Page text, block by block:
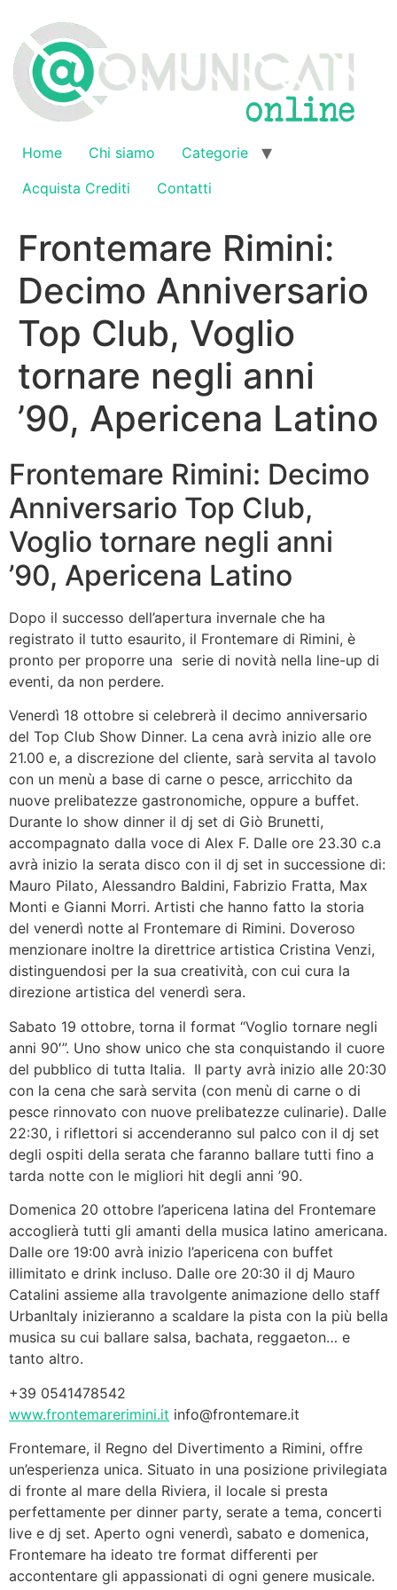
contenuto
Home Chi siamo
Categorie
Acquista Crediti
Contatti
Frontemare Rimini:
Decimo Anniversario
Top Club, Voglio
tornare negli anni
’90, Apericena Latino
Frontemare Rimini: Decimo
Anniversario Top Club,
Voglio tornare negli anni
’90, Apericena Latino
Dopo il successo dell’apertura invernale che ha
registrato il tutto esaurito, il Frontemare di Rimini, è
pronto per proporre una serie di novità nella line-up di
eventi, da non perdere.
Venerdì 18 ottobre si celebrerà il decimo anniversario
del Top Club Show Dinner. La cena avrà inizio alle ore
21.00 e, a discrezione del cliente, sarà servita al tavolo
con un menù a base di carne o pesce, arricchito da
nuove prelibatezze gastronomiche, oppure a buffet.
Durante lo show dinner il dj set di Giò Brunetti,
accompagnato dalla voce di Alex F. Dalle ore 23.30 c.a
avrà inizio la serata disco con il dj set in successione di:
Mauro Pilato, Alessandro Baldini, Fabrizio Fratta, Max
Monti e Gianni Morri. Artisti che hanno fatto la storia
del venerdì notte al Frontemare di Rimini. Doveroso
menzionare inoltre la direttrice artistica Cristina Venzi,
distinguendosi per la sua creatività, con cui cura la
direzione artistica del venerdì sera.
Sabato 19 ottobre, torna il format “Voglio tornare negli
anni 90′”. Uno show unico che sta conquistando il cuore
del pubblico di tutta Italia. Il party avrà inizio alle 20:30
con la cena che sarà servita (con menù di carne o di
pesce rinnovato con nuove prelibatezze culinarie). Dalle
22:30, i riflettori si accenderanno sul palco con il dj set
degli ospiti della serata che faranno ballare tutti fino a
tarda notte con le migliori hit degli anni ’90.
Domenica 20 ottobre l’apericena latina del Frontemare
accoglierà tutti gli amanti della musica latino americana.
Dalle ore 19:00 avrà inizio l’apericena con buffet
illimitato e drink incluso. Dalle ore 20:30 il dj Mauro
Catalini assieme alla travolgente animazione dello staff
UrbanItaly inizieranno a scaldare la pista con la più bella
musica su cui ballare salsa, bachata, reggaeton… e
tanto altro.
+39 0541478542
www.frontemarerimini.it info@frontemare.it
Frontemare, il Regno del Divertimento a Rimini, offre
un’esperienza unica. Situato in una posizione privilegiata
di fronte al mare della Riviera, il locale si presta
perfettamente per dinner party, serate a tema, concerti
live e dj set. Aperto ogni venerdì, sabato e domenica,
Frontemare ha ideato tre format differenti per
accontentare gli appassionati di ogni genere musicale.